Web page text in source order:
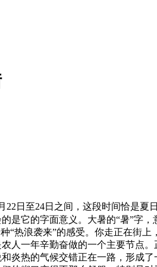
至24日之间，这段时间恰是夏
是它的字面意义。大暑的“暑”字
热浪袭来”的感受。你走正在街
一年辛勤奋做的一个主要节点
热的气候交错正在一路，形成